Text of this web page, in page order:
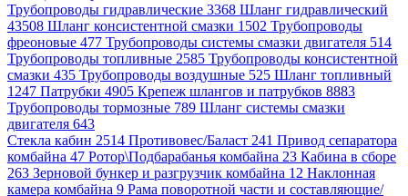
Трубопроводы гидравлические 3368 Шланг гидравлический
43508 Шланг консистентной смазки 1502 Трубопроводы
фреоновые 477 Трубопроводы системы смазки двигателя 514
Трубопроводы топливные 2585 Трубопроводы консистентной
смазки 435 Трубопроводы воздушные 525 Шланг топливный
1247 Патрубки 4905 Крепеж шлангов и патрубков 8883
Трубопроводы тормозные 789 Шланг системы смазки
двигателя 643
Стекла кабин 2514 Противовес/Баласт 241 Привод сепаратора
комбайна 47 Ротор\Подбарабанья комбайна 23 Кабина в сборе
263 Зерновой бункер и разгрузчик комбайна 12 Наклонная
камера комбайна 9 Рама поворотной части и составляющие/